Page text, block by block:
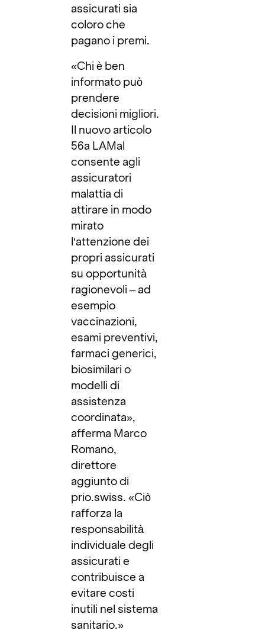
assicurati sia
coloro che
pagano i premi.
«Chi è ben
informato può
prendere
decisioni migliori.
Il nuovo articolo
56a LAMal
consente agli
assicuratori
malattia di
attirare in modo
mirato
l’attenzione dei
propri assicurati
su opportunità
ragionevoli – ad
esempio
vaccinazioni,
esami preventivi,
farmaci generici,
biosimilari o
modelli di
assistenza
coordinata»,
afferma Marco
Romano,
direttore
aggiunto di
prio.swiss. «Ciò
rafforza la
responsabilità
individuale degli
assicurati e
contribuisce a
evitare costi
inutili nel sistema
sanitario.»